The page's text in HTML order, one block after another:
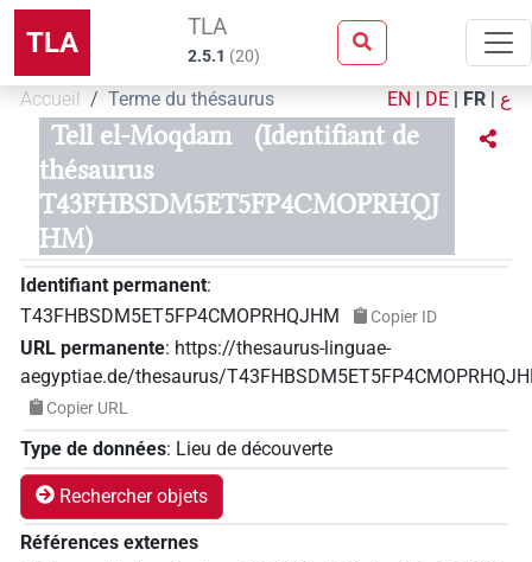
TLA TLA
2.5.1 (20)
Accueil Terme du thésaurus EN | DE | FR | ع
Tell el-Moqdam
(Identifiant de
thésaurus
T43FHBSDM5ET5FP4CMOPRHQJ
HM)
Identifiant permanent:
T43FHBSDM5ET5FP4CMOPRHQJHM
Copier ID
URL permanente: https://thesaurus-linguae-
aegyptiae.de/thesaurus/
Copier URL
Type de données: Lieu de découverte
Rechercher objets
Références externes